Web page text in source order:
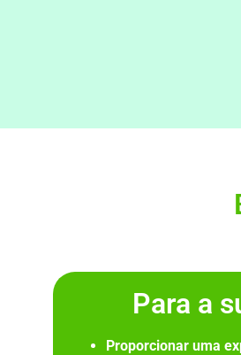
Para a
Proporcionar uma